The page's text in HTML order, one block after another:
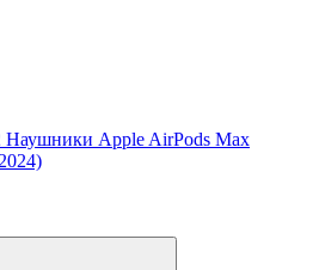
Наушники Apple AirPods Max